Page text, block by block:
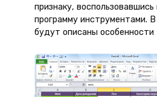
признаку,
программу инструментами.
будут описаны особенности